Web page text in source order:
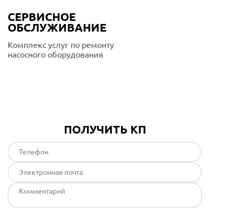
СЕРВИСНОЕ
ОБСЛУЖИВАНИЕ
Комплекс услуг по ремонту
насосного оборудования
ПОЛУЧИТЬ КП